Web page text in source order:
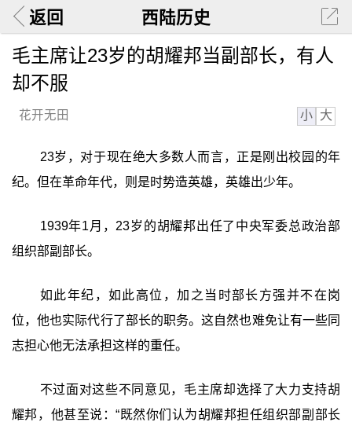
返回 西陆历史
毛主席让23岁的胡耀邦当副部长，有人
却不服
花开无田 小 大
23岁，对于现在绝大多数人而言，正是刚出校园的年
纪。但在革命年代，则是时势造英雄，英雄出少年。
1939年1月，23岁的胡耀邦出任了中央军委总政治部
组织部副部长。
如此年纪，如此高位，加之当时部长方强并不在岗
位，他也实际代行了部长的职务。这自然也难免让有一些同
志担心他无法承担这样的重任。
不过面对这些不同意见，毛主席却选择了大力支持胡
耀邦，他甚至说：“既然你们认为胡耀邦担任组织部副部长